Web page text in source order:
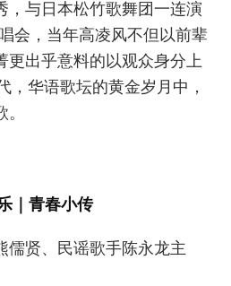
，与日本松竹歌舞团一连演
会，当年高凌风不但以前辈
更出乎意料的以观众身分上
华语歌坛的黄金岁月中，
｜青春小传
儒贤、民谣歌手陈永龙主